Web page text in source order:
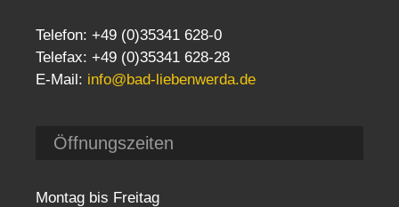
Telefon: +49 (0)35341 628-0
Telefax: +49 (0)35341 628-28
E-Mail: info@bad-liebenwerda.de
Öffnungszeiten
Montag bis Freitag